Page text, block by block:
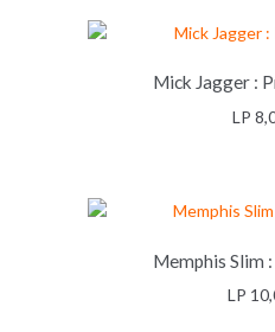
Mick Jagger :
LP
Memphis Slim
LP